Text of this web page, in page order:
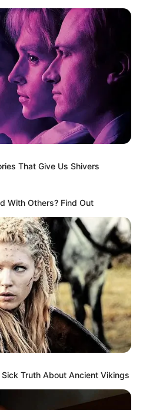
That Give Us Shivers
With Others? Find Out
Truth About Ancient Vikings